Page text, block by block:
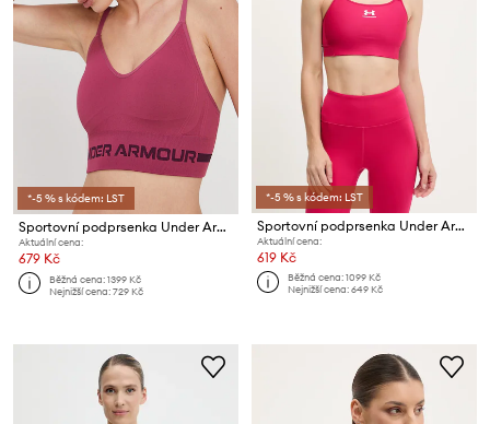
*-5 % s kódem: LST
Sportovní podprsenka Under Armour Seamless
Aktuální cena:
679 Kč
Běžná cena:1399 Kč
Nejnižší cena:729 Kč
*-5 % s kódem: LST
Sportovní podprsenka Under Armour HG Armour High
Aktuální cena:
619 Kč
Běžná cena:1099 Kč
Nejnižší cena:649 Kč